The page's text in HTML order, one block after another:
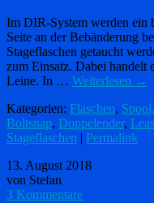
Im DIR-System werden ein
Seite an der Bebänderung
Stageflaschen getaucht
zum Einsatz. Dabei handelt
Leine. In … Weiterlesen →
Kategorien: Flaschen,
Boltsnap, Doppelender,
Stageflaschen
Permalink
13. August 2018
von Stefan
3 Kommentare